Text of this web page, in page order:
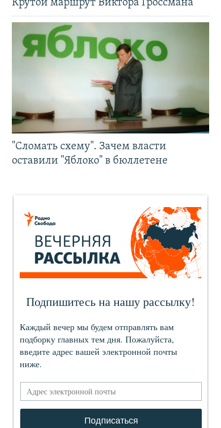
Крутой маршрут Виктора Гроссмана
"Сломать схему". Зачем власти
оставили "Яблоко" в бюллетене